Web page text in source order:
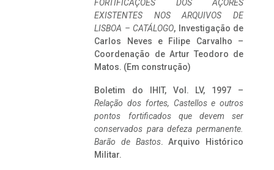
FORTIFICAÇÕES DOS AÇORES
EXISTENTES NOS ARQUIVOS DE
LISBOA – CATÁLOGO, Investigação de
Carlos Neves e Filipe Carvalho –
Coordenação de Artur Teodoro de
Matos. (Em construção)
Boletim do IHIT, Vol. LV, 1997 –
Relação dos fortes, Castellos e outros
pontos fortificados que devem ser
conservados para defeza permanente.
Barão de Bastos. Arquivo Histórico
Militar.